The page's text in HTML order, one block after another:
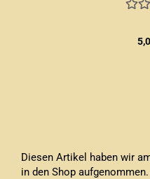
Diesen Artikel haben wir
in den Shop aufgenommen.